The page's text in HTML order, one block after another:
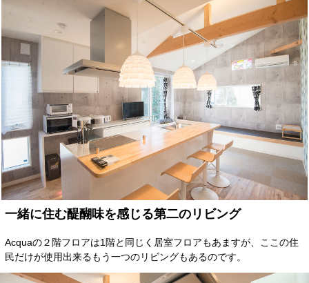
一緒に住む醍醐味を感じる第二のリビング
Acquaの２階フロアは1階と同じく居室フロアもあますが、ここの住
民だけが使用出来るもう一つのリビングもあるのです。